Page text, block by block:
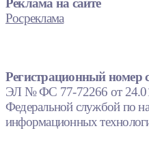
Реклама на сайте
Росреклама
Регистрационный номер
ЭЛ № ФС 77-72266 от
Федеральной службой по
информационных